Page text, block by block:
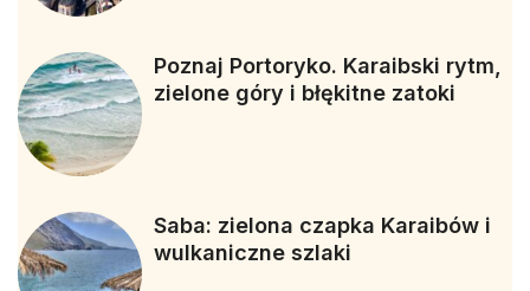
Poznaj Portoryko. Karaibski rytm,
zielone góry i błękitne zatoki
Saba: zielona czapka Karaibów i
wulkaniczne szlaki